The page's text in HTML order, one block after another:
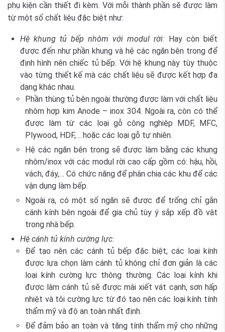
phụ kiện cần thiết đi kèm. Với mỗi thành phần sẽ được làm
từ một số chất liệu đặc biệt như:
Hệ khung tủ bếp nhôm với modul rời: Hay còn biết
được đến như phần khung và hệ các ngăn bên trong để
định hình nên chiếc tủ bếp. Với hệ khung này tùy thuộc
vào từng thiết kế mà các chất liệu sẽ được kết hợp đa
dạng khác nhau.
Phần thùng tủ bên ngoài thường được làm với chất liệu
nhôm hợp kim Anode – inox 304. Ngoài ra, còn có thể
được làm từ các loại gỗ công nghiệp MDF, MFC,
Plywood, HDF,… hoặc các loại gỗ tự nhiên.
Hệ các ngăn bên trong sẽ được làm bằng các khung
nhôm/inox với các modul rời cao cấp gồm có: hậu, hồi,
vách, đáy,… Có chức năng để phân chia các khu để các
vận dụng làm bếp.
Ngoài ra, có một số ngăn sẽ được để trống chỉ gắn
cánh kính bên ngoài để gia chủ tùy ý sắp xếp đồ vật
trong nhà bếp.
Hệ cánh tủ kính cường lực:
Để tạo nên các cánh tủ bếp đặc biệt, các loại kính
được lựa chọn làm cánh tủ không chỉ đơn giản là các
loại kính cường lực thông thường. Các loại kính khi
được làm cánh tủ sẽ được mài xiết vát cạnh, sơn hấp
nhiệt và tôi cường lực từ đó tạo nên các loại kính tính
thẩm mỹ và độ an toàn nhất định.
Để đảm bảo an toàn và tăng tính thẩm mỹ cho những